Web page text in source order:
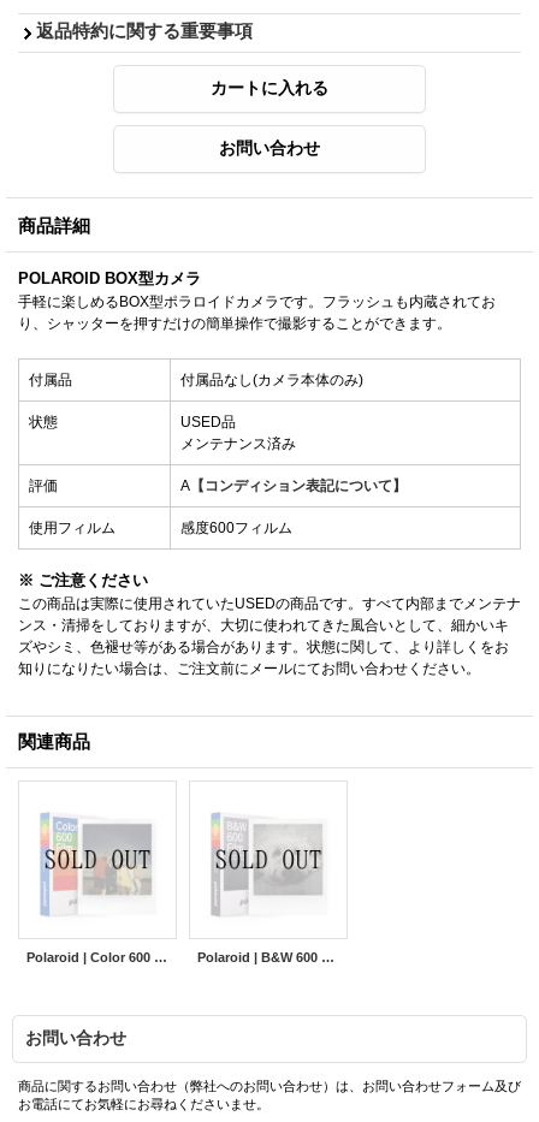
返品特約に関する重要事項
商品詳細
POLAROID BOX型カメラ
手軽に楽しめるBOX型ポラロイドカメラです。フラッシュも内蔵されてお
り、シャッターを押すだけの簡単操作で撮影することができます。
付属品 付属品なし(カメラ本体のみ)
状態
USED品
メンテナンス済み
評価 A 【コンディション表記について】
使用フィルム 感度600フィルム
※ ご注意ください
この商品は実際に使用されていたUSEDの商品です。すべて内部までメンテナ
ンス・清掃をしておりますが、大切に使われてきた風合いとして、細かいキ
ズやシミ、色褪せ等がある場合があります。状態に関して、より詳しくをお
知りになりたい場合は、ご注文前にメールにてお問い合わせください。
関連商品
Polaroid | Color 600 Film Polaroid | B&W 600 Film ※New
お問い合わせ
商品に関するお問い合わせ（弊社へのお問い合わせ）は、お問い合わせフォーム及び
お電話にてお気軽にお尋ねくださいませ。